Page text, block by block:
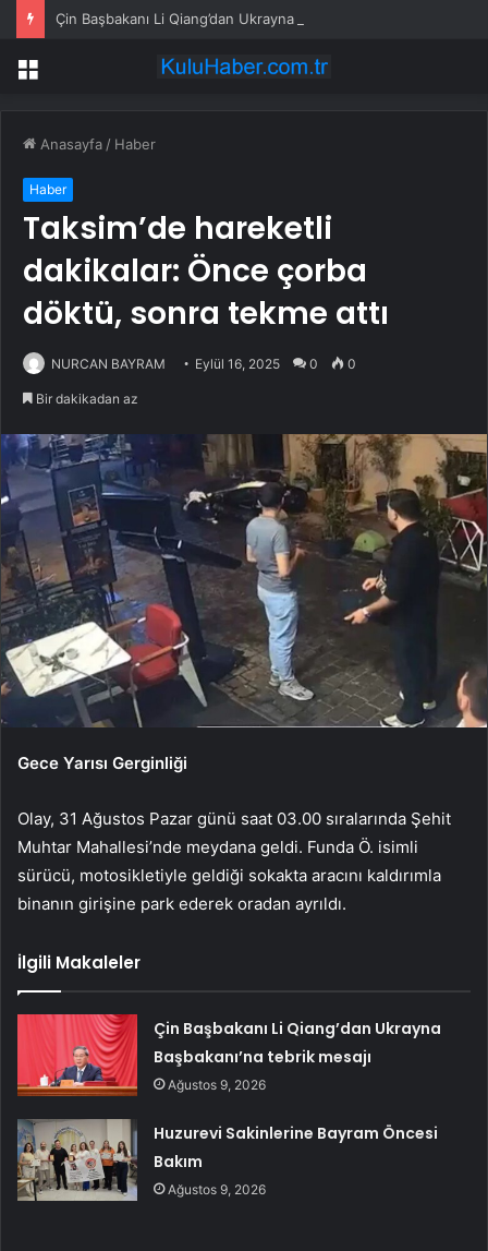
Menü
Anasayfa / Haber
Haber
Taksim’de hareketli
dakikalar: Önce çorba
döktü, sonra tekme attı
NURCAN BAYRAM Eylül 16, 2025 0 0
Bir dakikadan az
Gece Yarısı Gerginliği
Olay, 31 Ağustos Pazar günü saat 03.00 sıralarında Şehit
Muhtar Mahallesi’nde meydana geldi. Funda Ö. isimli
sürücü, motosikletiyle geldiği sokakta aracını kaldırımla
binanın girişine park ederek oradan ayrıldı.
İlgili Makaleler
Çin Başbakanı Li Qiang’dan Ukrayna
Başbakanı’na tebrik mesajı
Ağustos 9, 2026
Huzurevi Sakinlerine Bayram Öncesi
Bakım
Ağustos 9, 2026